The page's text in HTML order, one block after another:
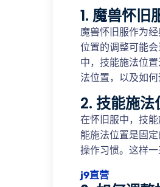
1. 魔兽怀旧
魔兽怀旧服作为
位置的调整可能
中，技能施法位
法位置，以及如何
2. 技能施
在怀旧服中，技
能施法位置是固
操作习惯。这样
j9直营